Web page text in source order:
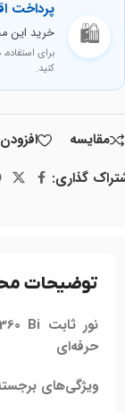
🛍️
پرداخت
خرید این
برای
کنید.
مقايسه
گذاری:
توضیحات
حرفه‌ای
ویژگی‌های